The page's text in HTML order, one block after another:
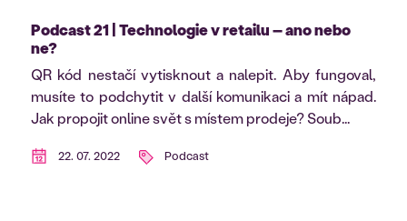
Podcast 21 | Technologie v retailu – ano nebo
ne?
QR kód nestačí vytisknout a nalepit. Aby fungoval,
musíte to podchytit v další komunikaci a mít nápad.
Jak propojit online svět s místem prodeje? Soub...
22. 07. 2022 Podcast